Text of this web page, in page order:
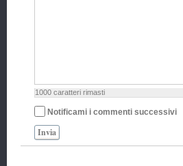
1000 caratteri rimasti
Notificami i commenti successivi
Invia